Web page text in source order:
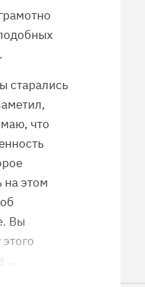
старались
что
на этом
Вы